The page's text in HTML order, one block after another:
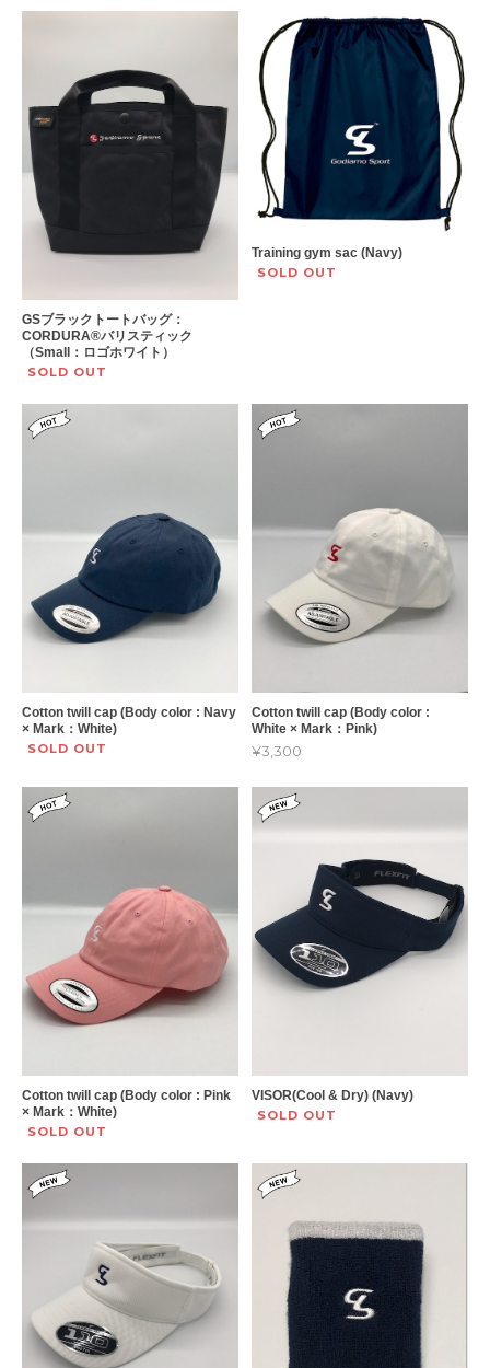
GSブラックトートバッグ：
CORDURA®︎バリスティック
（Small：ロゴホワイト）
SOLD OUT
Training gym sac (Navy)
SOLD OUT
Cotton twill cap (Body color : Navy
× Mark：White)
SOLD OUT
Cotton twill cap (Body color :
White × Mark：Pink)
¥3,300
Cotton twill cap (Body color : Pink
× Mark：White)
SOLD OUT
VISOR(Cool & Dry) (Navy)
SOLD OUT